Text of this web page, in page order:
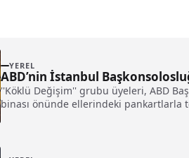
YEREL
ABD’nin İstanbul
''Köklü Değişim'' grubu üyeleri, ABD
binası önünde ellerindeki pankartlarla